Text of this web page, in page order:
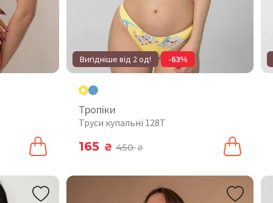
Вигідніше від 2 од! -63%
Тропіки
Труси купальні 128T
165 ₴ 450₴